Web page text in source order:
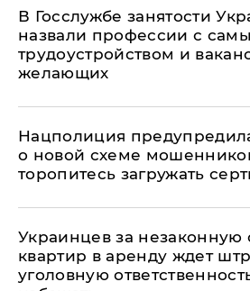
В Госслужбе занятости
назвали профессии с
трудоустройством и
желающих
Нацполиция
о новой схеме
торопитесь загружать
Украинцев за незаконную
квартир в аренду ждет
уголовную